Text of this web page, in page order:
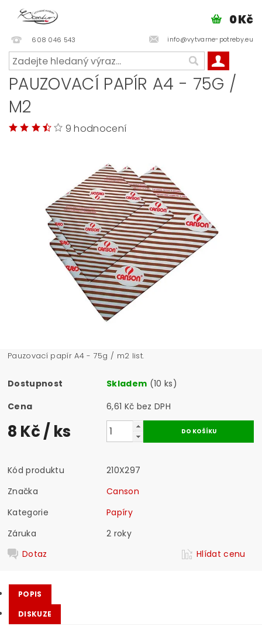
608 046 543 info@vytvarne-potreby.eu
0 Kč
PAUZOVACÍ PAPÍR A4 - 75G /
M2
9 hodnocení
Pauzovací papír A4 - 75g / m2 list.
Dostupnost Skladem (10 ks)
Cena
6,61 Kč bez DPH
8 Kč/ ks
Kód produktu
210X297
Značka
Canson
Kategorie
Papíry
Záruka
2 roky
Dotaz
Hlídat cenu
POPIS
DISKUZE